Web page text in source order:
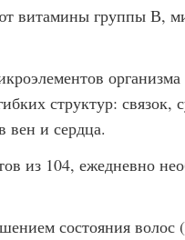
витамины группы В,
структур: связок,
вен и сердца.
из 104, ежедневно
состояния волос